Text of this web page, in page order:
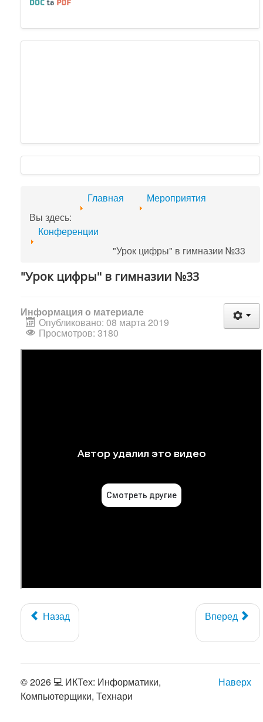
Вы здесь:
Главная Мероприятия
Конференции
"Урок цифры" в гимназии №33
"Урок цифры" в гимназии №33
Информация о материале
Опубликовано: 08 марта 2019
Просмотров: 3180
Назад Вперед
Наверх
© 2026 💻 ИКТех: Информатики,
Компьютерщики, Технари